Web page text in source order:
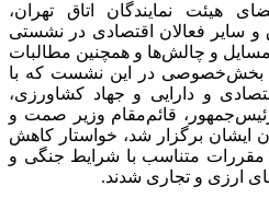
هیئت نمایندگان اتاق تهران،
و سایر فعالان اقتصادی در نشستی
و چالش‌ها و همچنین مطالبات
بخش‌خصوصی در این نشست که با
و دارایی و جهاد کشاورزی،
قائم‌مقام وزیر صمت و
ایشان برگزار شد، خواستار کاهش
متناسب با شرایط جنگی و
ارزی و تجاری شدند.